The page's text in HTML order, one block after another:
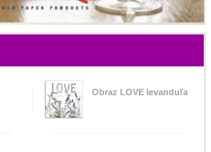
Obraz LOVE levanduľa